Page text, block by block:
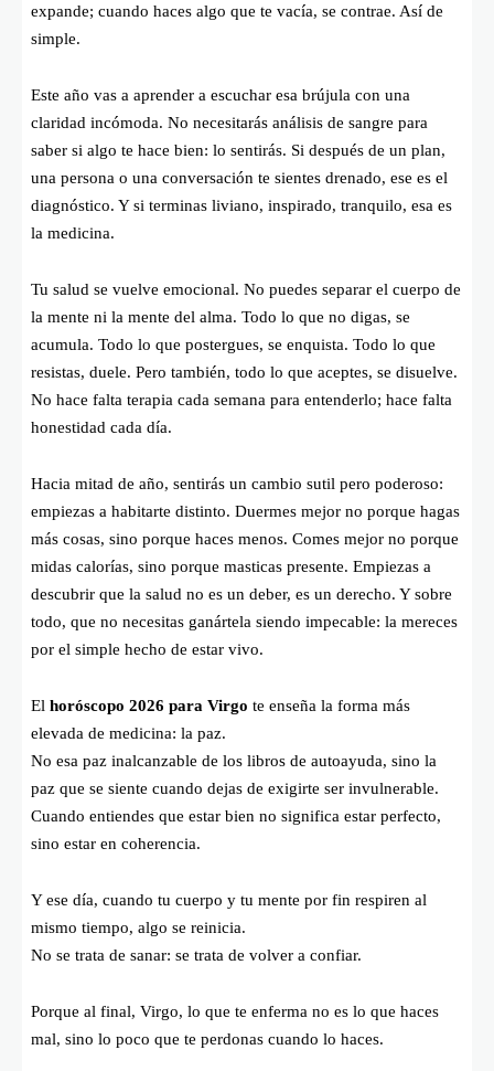
expande; cuando haces algo que te vacía, se contrae. Así de
simple.
Este año vas a aprender a escuchar esa brújula con una
claridad incómoda. No necesitarás análisis de sangre para
saber si algo te hace bien: lo sentirás. Si después de un plan,
una persona o una conversación te sientes drenado, ese es el
diagnóstico. Y si terminas liviano, inspirado, tranquilo, esa es
la medicina.
Tu salud se vuelve emocional. No puedes separar el cuerpo de
la mente ni la mente del alma. Todo lo que no digas, se
acumula. Todo lo que postergues, se enquista. Todo lo que
resistas, duele. Pero también, todo lo que aceptes, se disuelve.
No hace falta terapia cada semana para entenderlo; hace falta
honestidad cada día.
Hacia mitad de año, sentirás un cambio sutil pero poderoso:
empiezas a habitarte distinto. Duermes mejor no porque hagas
más cosas, sino porque haces menos. Comes mejor no porque
midas calorías, sino porque masticas presente. Empiezas a
descubrir que la salud no es un deber, es un derecho. Y sobre
todo, que no necesitas ganártela siendo impecable: la mereces
por el simple hecho de estar vivo.
El horóscopo 2026 para Virgo te enseña la forma más
elevada de medicina: la paz.
No esa paz inalcanzable de los libros de autoayuda, sino la
paz que se siente cuando dejas de exigirte ser invulnerable.
Cuando entiendes que estar bien no significa estar perfecto,
sino estar en coherencia.
Y ese día, cuando tu cuerpo y tu mente por fin respiren al
mismo tiempo, algo se reinicia.
No se trata de sanar: se trata de volver a confiar.
Porque al final, Virgo, lo que te enferma no es lo que haces
mal, sino lo poco que te perdonas cuando lo haces.